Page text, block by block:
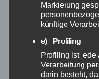
Februar 2025
Januar 2025
Dezember 2024
Markierung
künftige
e) Profiling
Profiling ist jede
Verarbeitung
darin besteht,